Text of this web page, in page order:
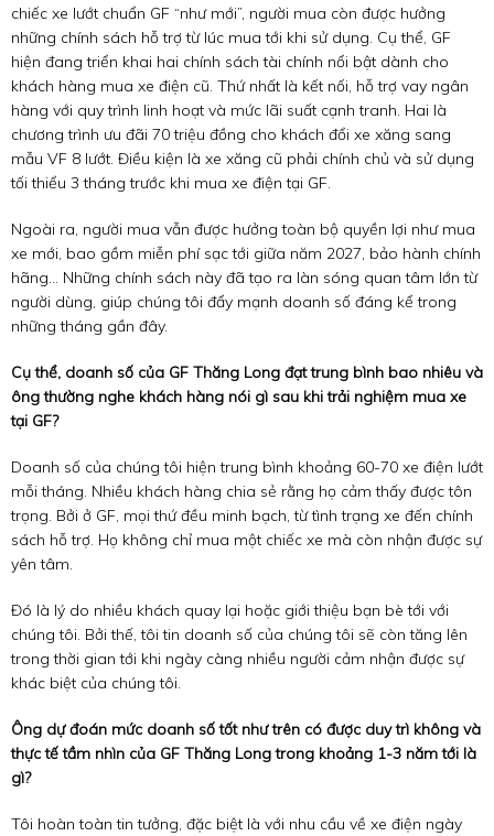
chiếc xe lướt chuẩn GF “như mới”, người mua còn được hưởng
những chính sách hỗ trợ từ lúc mua tới khi sử dụng. Cụ thể, GF
hiện đang triển khai hai chính sách tài chính nổi bật dành cho
khách hàng mua xe điện cũ. Thứ nhất là kết nối, hỗ trợ vay ngân
hàng với quy trình linh hoạt và mức lãi suất cạnh tranh. Hai là
chương trình ưu đãi 70 triệu đồng cho khách đổi xe xăng sang
mẫu VF 8 lướt. Điều kiện là xe xăng cũ phải chính chủ và sử dụng
tối thiểu 3 tháng trước khi mua xe điện tại GF.
Ngoài ra, người mua vẫn được hưởng toàn bộ quyền lợi như mua
xe mới, bao gồm miễn phí sạc tới giữa năm 2027, bảo hành chính
hãng… Những chính sách này đã tạo ra làn sóng quan tâm lớn từ
người dùng, giúp chúng tôi đẩy mạnh doanh số đáng kể trong
những tháng gần đây.
Cụ thể, doanh số của GF Thăng Long đạt trung bình bao nhiêu và
ông thường nghe khách hàng nói gì sau khi trải nghiệm mua xe
tại GF?
Doanh số của chúng tôi hiện trung bình khoảng 60-70 xe điện lướt
mỗi tháng. Nhiều khách hàng chia sẻ rằng họ cảm thấy được tôn
trọng. Bởi ở GF, mọi thứ đều minh bạch, từ tình trạng xe đến chính
sách hỗ trợ. Họ không chỉ mua một chiếc xe mà còn nhận được sự
yên tâm.
Đó là lý do nhiều khách quay lại hoặc giới thiệu bạn bè tới với
chúng tôi. Bởi thế, tôi tin doanh số của chúng tôi sẽ còn tăng lên
trong thời gian tới khi ngày càng nhiều người cảm nhận được sự
khác biệt của chúng tôi.
Ông dự đoán mức doanh số tốt như trên có được duy trì không và
thực tế tầm nhìn của GF Thăng Long trong khoảng 1-3 năm tới là
gì?
Tôi hoàn toàn tin tưởng, đặc biệt là với nhu cầu về xe điện ngày